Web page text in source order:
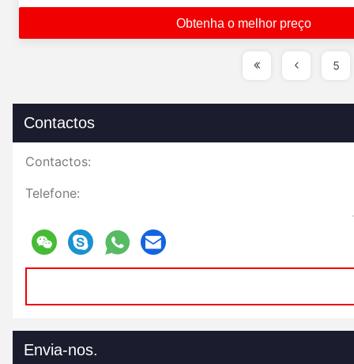
Obtenha o melhor preço
5
Contactos
Contactos:
Telefone:
Envia-nos.